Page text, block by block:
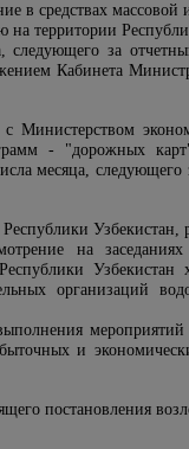
в средствах
территории
следующего за
Кабинета
с Министерством
- "дорожных
месяца,
на
организаций
и
постановления